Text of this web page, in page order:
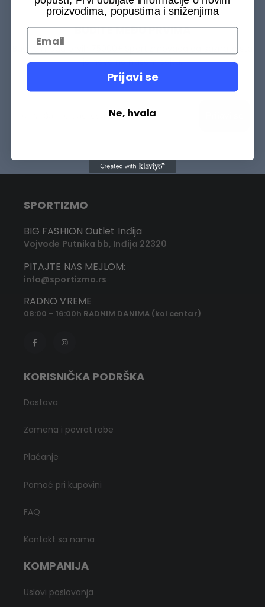
BUDITE MEĐU PRVIMA
Budite među prvih 75000+ Sportizmovaca da saznate šta
je novo na našem sajtu.
SPORTIZMO
BIG FASHION Outlet Inđija
Vojvode Putnika bb, Inđija 22320
PITAJTE NAS MEJLOM:
info@sportizmo.rs
RADNO VREME
08:00 - 16:00h RADNIM DANIMA (kol centar)
KORISNIČKA PODRŠKA
Dostava
Zamena i povrat robe
Plaćanje
Pomoć pri kupovini
FAQ
Kontakt sa nama
KOMPANIJA
Uslovi poslovanja
proizvodima, popustima i sniženjima
Prijavi se
Ne, hvala